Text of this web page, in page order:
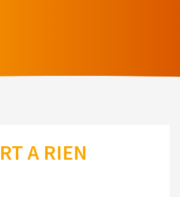
A RIEN